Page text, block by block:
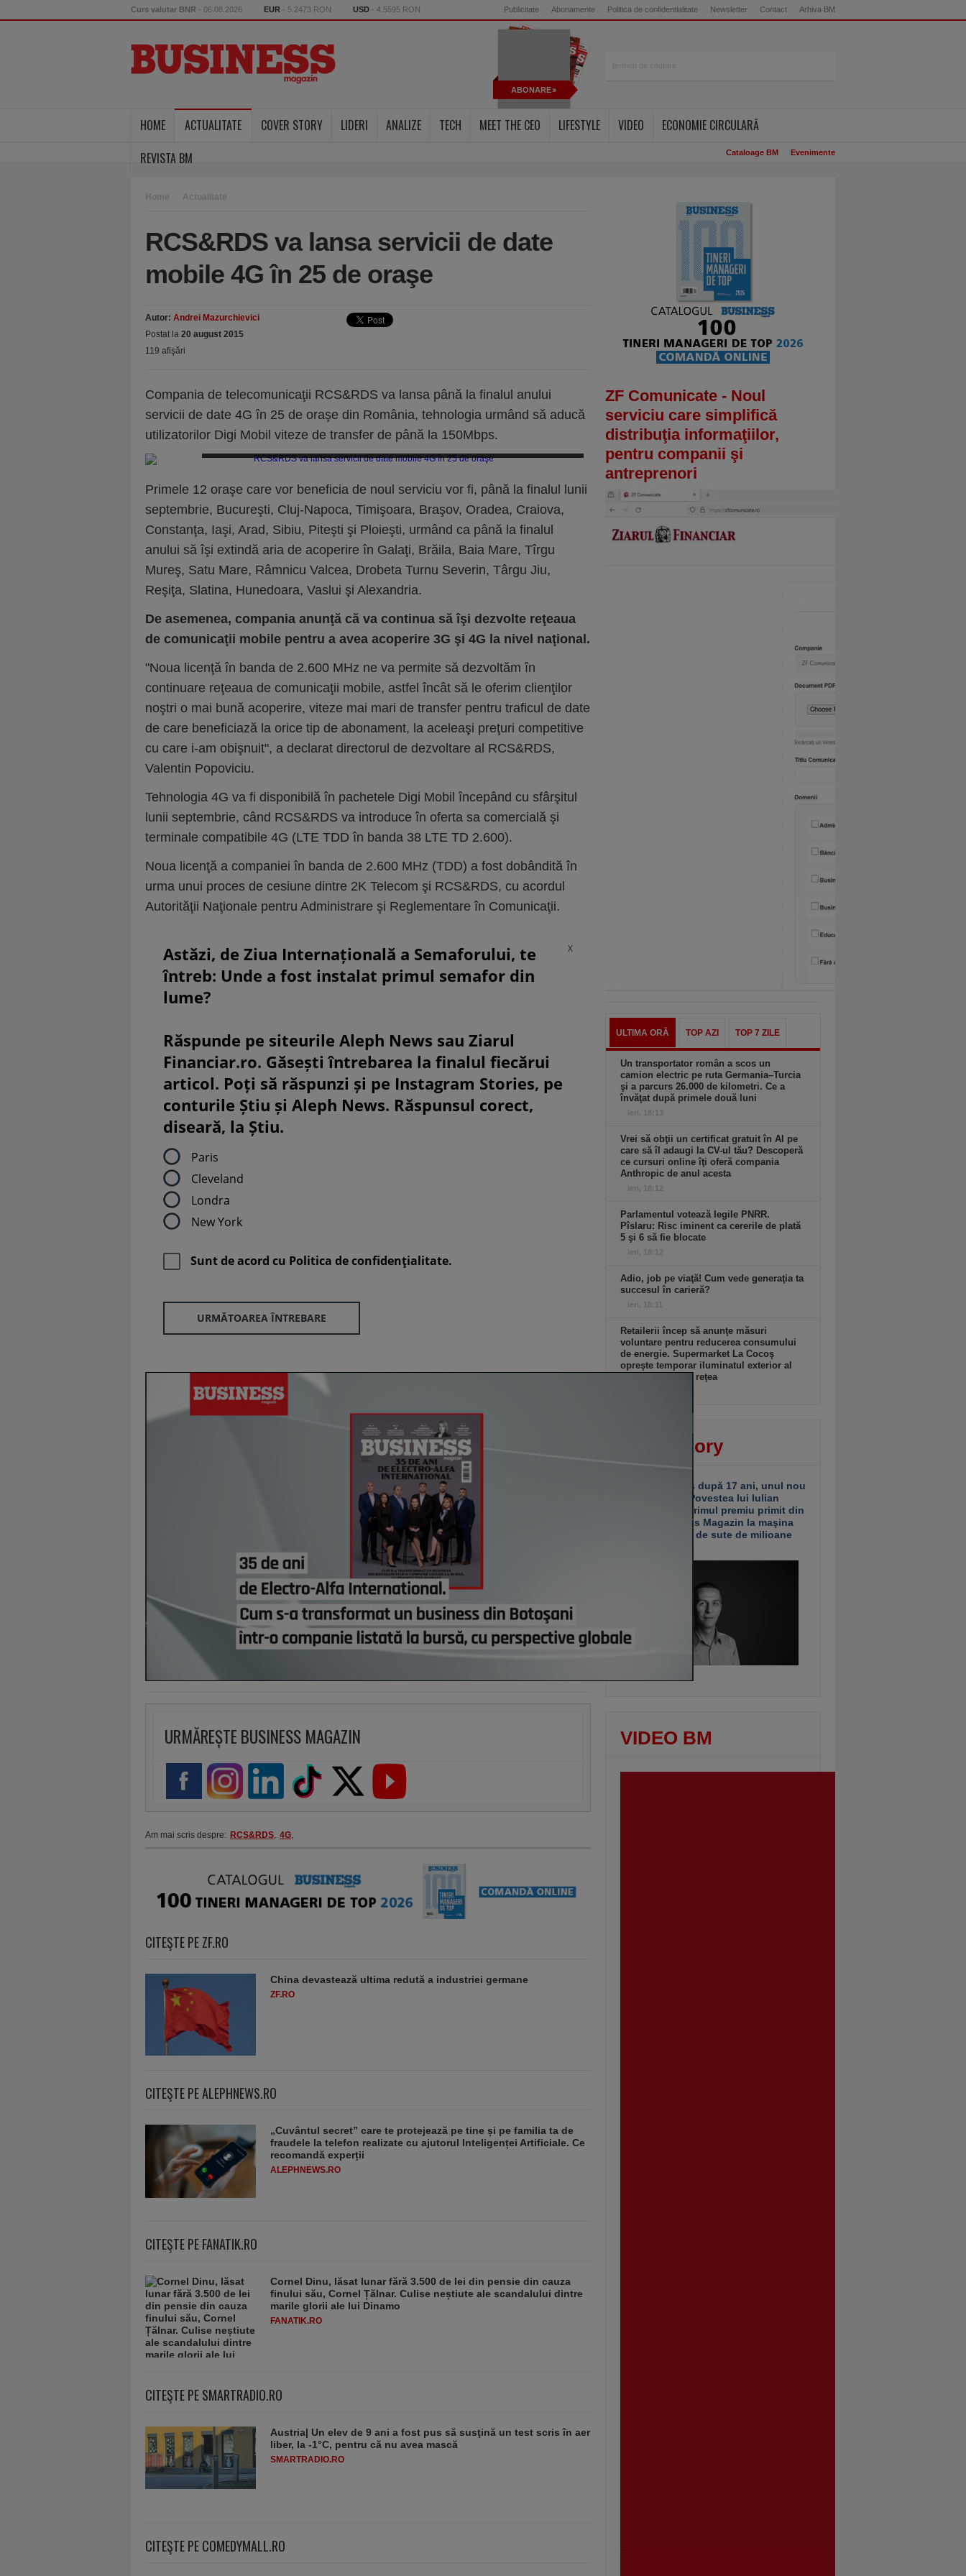
Curs valutar BNR - 06.08.2026 EUR - 5.2473 RON USD - 4.5595 RON Publicitate Abonamente Politica de confidentialitate Newsletter Contact Arhiva BM
ABONARE
HOME ACTUALITATE COVER STORY LIDERI ANALIZE TECH MEET THE CEO LIFESTYLE VIDEO
ECONOMIE CIRCULARĂ
REVISTA BM
Cataloage BM Evenimente
Home Actualitate
RCS&RDS va lansa servicii de date
mobile 4G în 25 de oraşe
Autor: Andrei Mazurchievici
Postat la 20 august 2015
119 afişări
Compania de telecomunicaţii RCS&RDS va lansa până la finalul anului
servicii de date 4G în 25 de oraşe din România, tehnologia urmând să aducă
utilizatorilor Digi Mobil viteze de transfer de până la 150Mbps.
Primele 12 oraşe care vor beneficia de noul serviciu vor fi, până la finalul lunii
septembrie, Bucureşti, Cluj-Napoca, Timişoara, Braşov, Oradea, Craiova,
Constanţa, Iaşi, Arad, Sibiu, Piteşti şi Ploieşti, urmând ca până la finalul
anului să îşi extindă aria de acoperire în Galaţi, Brăila, Baia Mare, Tîrgu
Mureş, Satu Mare, Râmnicu Valcea, Drobeta Turnu Severin, Târgu Jiu,
Reşiţa, Slatina, Hunedoara, Vaslui şi Alexandria.
De asemenea, compania anunţă că va continua să îşi dezvolte reţeaua
de comunicaţii mobile pentru a avea acoperire 3G şi 4G la nivel naţional.
"Noua licenţă în banda de 2.600 MHz ne va permite să dezvoltăm în
continuare reţeaua de comunicaţii mobile, astfel încât să le oferim clienţilor
noştri o mai bună acoperire, viteze mai mari de transfer pentru traficul de date
de care beneficiază la orice tip de abonament, la aceleaşi preţuri competitive
cu care i-am obişnuit", a declarat directorul de dezvoltare al RCS&RDS,
Valentin Popoviciu.
Tehnologia 4G va fi disponibilă în pachetele Digi Mobil începând cu sfârşitul
lunii septembrie, când RCS&RDS va introduce în oferta sa comercială şi
terminale compatibile 4G (LTE TDD în banda 38 LTE TD 2.600).
Noua licenţă a companiei în banda de 2.600 MHz (TDD) a fost dobândită în
urma unui proces de cesiune dintre 2K Telecom şi RCS&RDS, cu acordul
Autorităţii Naţionale pentru Administrare şi Reglementare în Comunicaţii.
X
Astăzi, de Ziua Internațională a Semaforului, te
întreb: Unde a fost instalat primul semafor din
lume?
Răspunde pe siteurile Aleph News sau Ziarul
Financiar.ro. Găsești întrebarea la finalul fiecărui
articol. Poți să răspunzi și pe Instagram Stories, pe
conturile Știu și Aleph News. Răspunsul corect,
diseară, la Știu.
Paris
Cleveland
Londra
New York
Sunt de acord cu Politica de confidenţialitate.
URMĂTOAREA ÎNTREBARE
URMĂREȘTE BUSINESS MAGAZIN
Am mai scris despre: RCS&RDS, 4G,
CITEŞTE PE ZF.RO
China devastează ultima redută a industriei germane
ZF.RO
CITEŞTE PE ALEPHNEWS.RO
„Cuvântul secret” care te protejează pe tine și pe familia ta de
fraudele la telefon realizate cu ajutorul Inteligenței Artificiale. Ce
recomandă experții
ALEPHNEWS.RO
CITEŞTE PE FANATIK.RO
Cornel Dinu, lăsat lunar fără 3.500 de lei din pensie din cauza
finului său, Cornel Țălnar. Culise neștiute ale scandalului dintre
marile glorii ale lui Dinamo
FANATIK.RO
CITEŞTE PE SMARTRADIO.RO
Austria| Un elev de 9 ani a fost pus să susţină un test scris în aer
liber, la -1°C, pentru că nu avea mască
SMARTRADIO.RO
CITEŞTE PE COMEDYMALL.RO
ZF Comunicate - Noul
serviciu care simplifică
distribuţia informaţiilor,
pentru companii şi
antreprenori
ULTIMA ORĂ TOP AZI TOP 7 ZILE
Un transportator român a scos un
camion electric pe ruta Germania–Turcia
şi a parcurs 26.000 de kilometri. Ce a
învăţat după primele două luni
ieri, 18:13
Vrei să obţii un certificat gratuit în AI pe
care să îl adaugi la CV-ul tău? Descoperă
ce cursuri online îţi oferă compania
Anthropic de anul acesta
ieri, 18:12
Parlamentul votează legile PNRR.
Pîslaru: Risc iminent ca cererile de plată
5 şi 6 să fie blocate
ieri, 18:12
Adio, job pe viaţă! Cum vede generaţia ta
succesul în carieră?
ieri, 18:11
Retailerii încep să anunţe măsuri
voluntare pentru reducerea consumului
de energie. Supermarket La Cocoş
opreşte temporar iluminatul exterior al
magazinelor din reţea
Cover story
Un pariu închis după 17 ani, unul nou
abia deschis. Povestea lui Iulian
Stanciu de la primul premiu primit din
partea Business Magazin la maşina
lui de investiţii de sute de milioane
VIDEO BM